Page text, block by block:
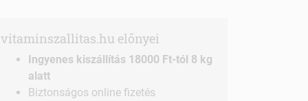
vitaminszallitas.hu előnyei
Ingyenes kiszállítás 18000 Ft-tól 8 kg
alatt
Biztonságos online fizetés